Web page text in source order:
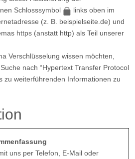
Schlosssymbol
links oben im
(z. B. beispielseite.de) und
https (anstatt http) als Teil unserer
Verschlüsselung wissen möchten,
nach “Hypertext Transfer Protocol
zu weiterführenden Informationen zu
uns per Telefon, E-Mail oder